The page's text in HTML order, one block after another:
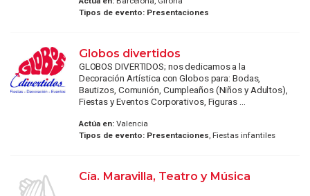
Tipos de evento: Presentaciones
Globos divertidos
GLOBOS DIVERTIDOS; nos dedicamos a la
Decoración Artística con Globos para: Bodas,
Bautizos, Comunión, Cumpleaños (Niños y Adultos),
Fiestas y Eventos Corporativos, Figuras ...
Actúa en:Valencia
Tipos de evento: Presentaciones , Fiestas infantiles
Cía. Maravilla, Teatro y Música